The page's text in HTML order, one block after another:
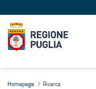
Homepage Ricerca